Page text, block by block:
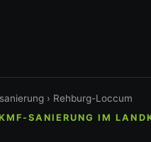
› Rehburg-Loccum
SANIERUNG IM